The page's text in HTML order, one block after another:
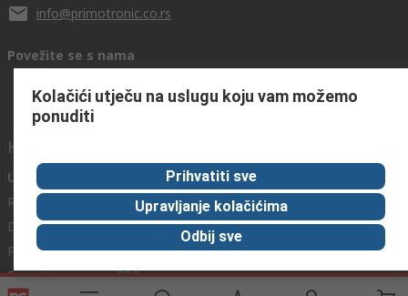
info@primotronic.co.rs
Povežite se s nama
Korisni linkovi
Usluge
Registrirajte
Delivery
Payment
Export
O RS-u
RS u svijetu
Korporacija
ESG
Industrijska
Industrijska Zona
Proizvodnja
Kolačići utječu na uslugu koju vam možemo
ponuditi
Prihvatiti sve
Upravljanje kolačićima
Odbij sve